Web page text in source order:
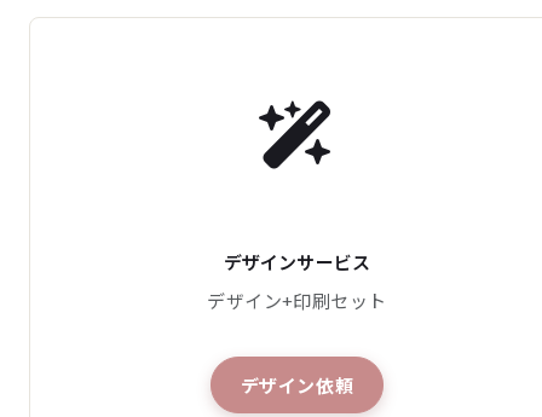
デザインサービス
デザイン+印刷セット
デザイン依頼